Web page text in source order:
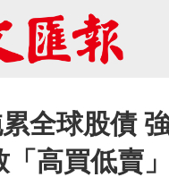
全球股債
高買低賣」